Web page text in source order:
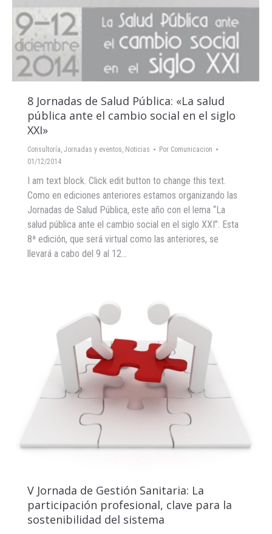
8 Jornadas de Salud Pública: «La salud
pública ante el cambio social en el siglo
XXI»
Consultoría, Jornadas y eventos, Noticias Por Comunicacion
01/12/2014
I am text block. Click edit button to change this text.
Como en ediciones anteriores estamos organizando las
Jornadas de Salud Pública, este año con el lema “La
salud pública ante el cambio social en el siglo XXI”. Esta
8ª edición, que será virtual como las anteriores, se
llevará a cabo del 9 al 12…
V Jornada de Gestión Sanitaria: La
participación profesional, clave para la
sostenibilidad del sistema